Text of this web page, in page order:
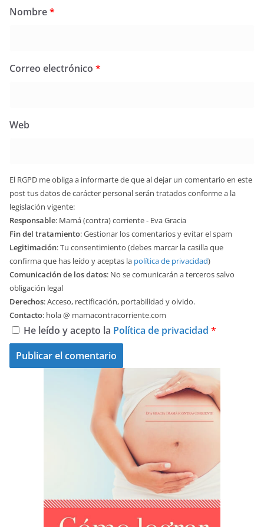
Nombre*
Correo electrónico *
Web
El RGPD me obliga a informarte de que al dejar un comentario en este
post tus datos de carácter personal serán tratados conforme a la
legislación vigente:
Responsable: Mamá (contra) corriente - Eva Gracia
Fin del tratamiento: Gestionar los comentarios y evitar el spam
Legitimación: Tu consentimiento (debes marcar la casilla que
confirma que has leído y aceptas la política de privacidad)
Comunicación de los datos: No se comunicarán a terceros salvo
obligación legal
Derechos: Acceso, rectificación, portabilidad y olvido.
Contacto: hola @ mamacontracorriente.com
He leído y acepto la Política de privacidad *